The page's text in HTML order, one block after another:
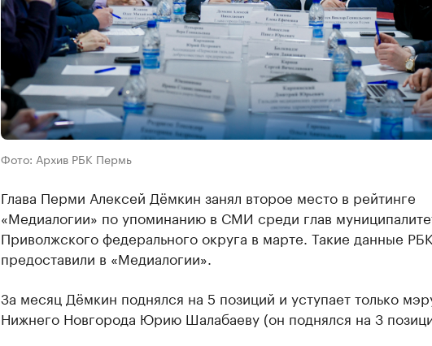
Фото: Архив РБК Пермь
Глава Перми Алексей Дёмкин занял второе место в рейтинге
«Медиалогии» по упоминанию в СМИ среди глав
Приволжского федерального округа в марте. Такие данные
предоставили в «Медиалогии».
За месяц Дёмкин поднялся на 5 позиций и уступает только
Нижнего Новгорода Юрию Шалабаеву (он поднялся на 3